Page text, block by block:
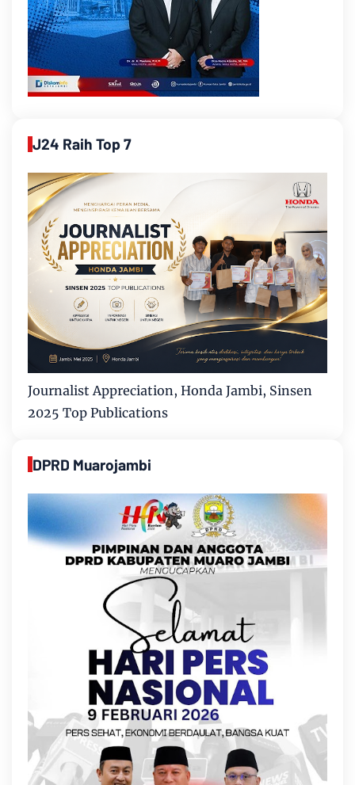
J24 Raih Top 7
Journalist Appreciation, Honda Jambi, Sinsen
2025 Top Publications
DPRD Muarojambi